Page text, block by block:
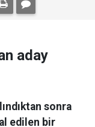
aday
sonra
edilen bir